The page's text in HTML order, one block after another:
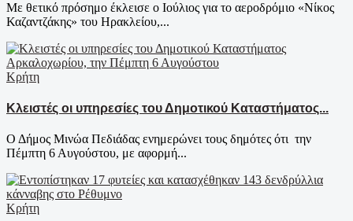
Με θετικό πρόσημο έκλεισε ο Ιούλιος για το αεροδρόμιο «Νίκος
Καζαντζάκης» του Ηρακλείου,...
Κρήτη
Κλειστές οι υπηρεσίες του Δημοτικού Καταστήματος...
Ο Δήμος Μινώα Πεδιάδας ενημερώνει τους δημότες ότι την
Πέμπτη 6 Αυγούστου, με αφορμή...
Κρήτη